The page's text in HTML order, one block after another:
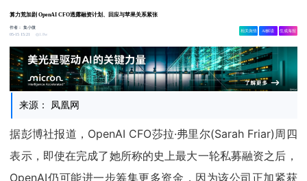
算力荒加剧 OpenAI CFO透露融资计划、回应与苹果关系紧张
作者：集小微
05-15 15:21
1.8w
相关舆情 AI解读 生成海报
来源： 凤凰网
据彭博社报道，OpenAI CFO莎拉·弗里尔(Sarah Friar)周四
表示，即使在完成了她所称的史上最大一轮私募融资之后，
OpenAI仍可能进一步筹集更多资金，因为该公司正加紧获